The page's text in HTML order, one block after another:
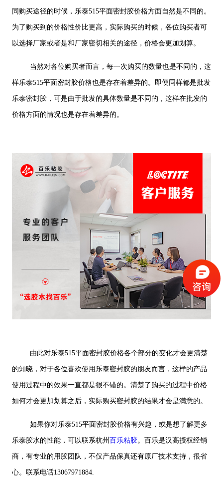
同购买途径的时候，乐泰515平面密封胶价格方面自然是不同的。
为了购买到的价格性价比更高，实际购买的时候，各位购买者可
以选择厂家或者是和厂家密切相关的途径，价格会更加划算。
当然对各位购买者而言，每一次购买的数量也是不同的，这
样乐泰515平面密封胶价格也是存在着差异的。即便同样都是批发
乐泰密封胶，可是由于批发的具体数量是不同的，这样在批发的
价格方面的情况也是存在着差异的。
由此对乐泰515平面密封胶价格各个部分的变化才会更清楚
的知晓，对于各位喜欢使用乐泰密封胶的朋友而言，这样的产品
使用过程中的效果一直都是很不错的。清楚了购买的过程中价格
如何才会更加划算之后，实际购买密封胶的结果才会是满意的。
如果你对乐泰515平面密封胶价格有兴趣，或是想了解更多
乐泰胶水的性能，可以联系杭州 百乐粘胶。百乐是汉高授权经销
商，有专业的用胶团队，不仅产品保真还有原厂技术支持，很省
心。联系电话13067971884.